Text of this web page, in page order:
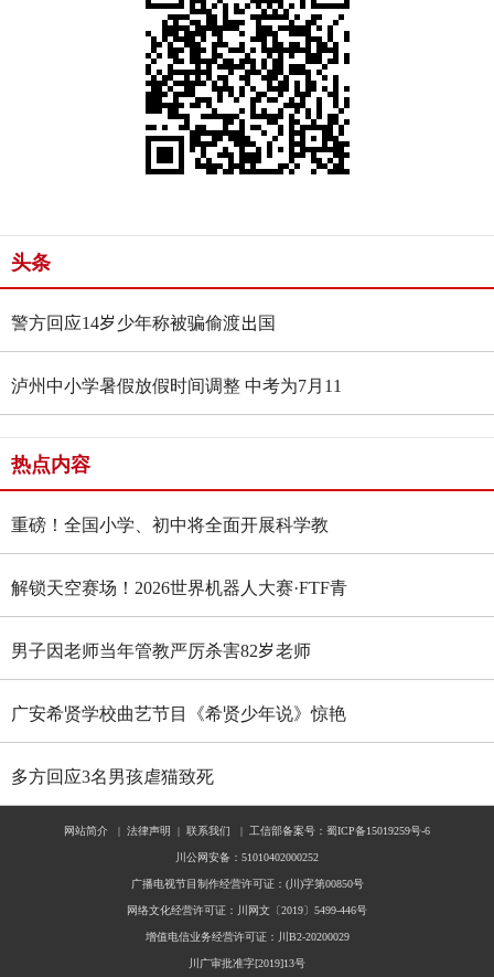
头条
警方回应14岁少年称被骗偷渡出国
泸州中小学暑假放假时间调整 中考为7月11
日-13日
热点内容
重磅！全国小学、初中将全面开展科学教
育“做中学”领航行动
解锁天空赛场！2026世界机器人大赛·FTF青
少年无人机大赛四川选拔赛燃情启幕
男子因老师当年管教严厉杀害82岁老师
广安希贤学校曲艺节目《希贤少年说》惊艳
全国舞台 斩获国家级殊荣
多方回应3名男孩虐猫致死
网站简介 | 法律声明 | 联系我们 | 工信部备案号：蜀ICP备15019259号-6
川公网安备：51010402000252
广播电视节目制作经营许可证：(川)字第00850号
网络文化经营许可证：川网文〔2019〕5499-446号
增值电信业务经营许可证：川B2-20200029
川广审批准字[2019]13号